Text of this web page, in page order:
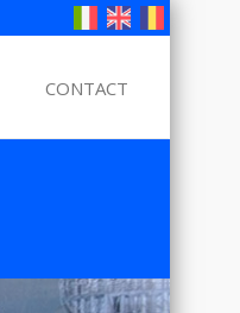
CONTACT